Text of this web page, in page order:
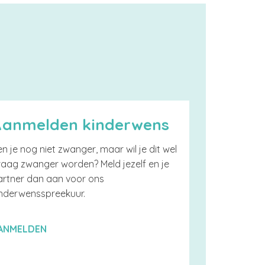
kinderwens
je nog niet zwanger, maar wil je dit wel
zwanger worden? Meld jezelf en je
dan aan voor ons